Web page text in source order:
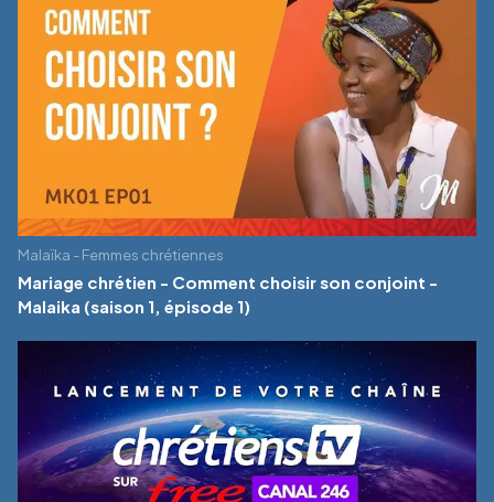
Malaïka - Femmes chrétiennes
Mariage chrétien - Comment choisir son conjoint -
Malaika (saison 1, épisode 1)